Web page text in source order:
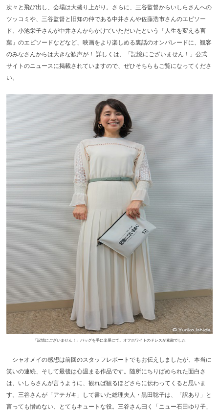
次々と飛び出し、会場は大盛り上がり。さらに、三谷監督からいしらさんへの
ツッコミや、三谷監督と旧知の仲である中井さんや佐藤浩市さんのエピソー
ド、小池栄子さんが中井さんからかけていただいたという「人生を変える言
葉」のエピソードなどなど、映画をより楽しめる裏話のオンパレードに、観客
のみなさんからは大きな歓声が！ 詳しくは、「記憶にございません！」公式
サイトのニュースに掲載されていますので、ぜひそちらもご覧になってくださ
い。
「記憶にございません！」バッグを手に楽屋にて。オフホワイトのドレスが素敵でした
シャオメイの感想は前回のスタッフレポートでもお伝えしましたが、本当に
笑いの連続、そして最後は心温まる作品です。随所にちりばめられた面白さ
は、いしらさんが言うように、観れば観るほどさらに伝わってくると思いま
す。三谷さんが「アテガキ」して書いた総理夫人・黒田聡子は、「訳あり」と
言っても憎めない、とてもキュートな役。三谷さん曰く「ニュー石田ゆり子」